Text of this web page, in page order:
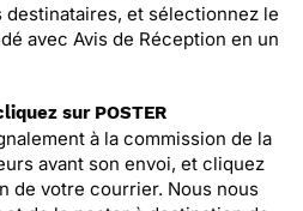
et sélectionnez le
avec Avis de Réception en un
sur POSTER
à la commission de la
avant son envoi, et cliquez
de votre courrier. Nous nous